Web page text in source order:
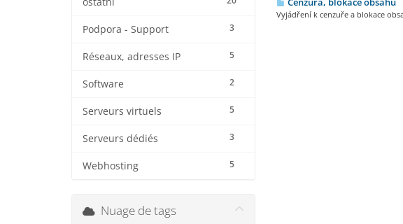
3
Podpora - Support
5
Réseaux, adresses IP
2
Software
5
Serveurs virtuels
3
Serveurs dédiés
5
Webhosting
Vyjádření k cenzuře a blokace
Nuage de tags